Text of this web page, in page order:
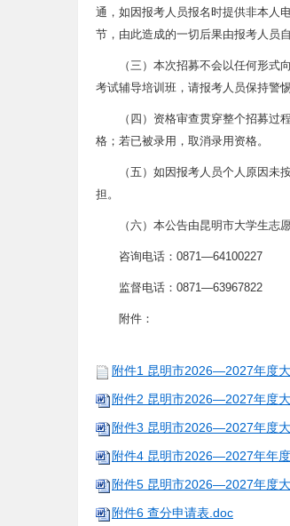
通，如因报考人员报名时提供非本人
节，由此造成的一切后果由报考人员自
（三）本次招募不会以任何形
考试辅导培训班，请报考人员保持警
（四）资格审查贯穿整个招募
格；若已被录用，取消录用资格。
（五）如因报考人员个人原因
担。
（六）本公告由昆明市大学生志
咨询电话：0871—64100227
监督电话：0871—63967822
附件：
附件1 昆明市2026—2027年度
附件2 昆明市2026—2027年度
附件3 昆明市2026—2027年度
附件4 昆明市2026—2027年年
附件5 昆明市2026—2027年度
附件6 查分申请表.doc